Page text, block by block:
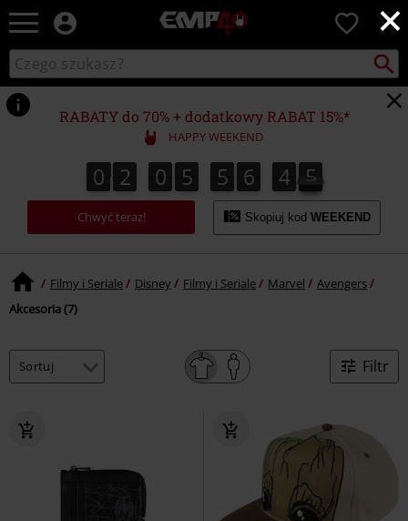
×
EMP
Merch
Fanów:
Muzyki,
Filmów,
Seriali
Gier
Moda
Alternatywna.
0
Wyszukaj
katalog
Szukaj
RABATY do 70% + dodatkowy RABAT 15%*
HAPPY WEEKEND
0
0 2
2 0
0 5
5 5
5 6
6 4
5
4 5
6
5
Chwyć teraz! Skopiuj kod WEEKEND
Filmy i Seriale Disney Filmy i Seriale Marvel
Avengers
Akcesoria (7)
Filtr